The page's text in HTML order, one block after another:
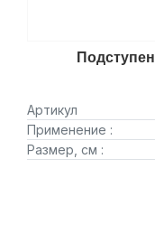
Артикул
Применение :
Размер, см :